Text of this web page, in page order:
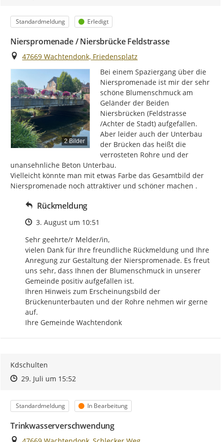
Kategorie
Standardmeldung Status
Erledigt
Nierspromenade / Niersbrücke Feldstrasse
Ort
47669 Wachtendonk, Friedensplatz
2 Bilder
Bei einem Spaziergang über die
Nierspromenade ist mir der sehr
schöne Blumenschmuck am
Geländer der Beiden
Niersbrücken (Feldstrasse
/Achter de Stadt) aufgefallen.
Aber leider auch der Unterbau
der Brücken das heißt die
verrosteten Rohre und der
unansehnliche Beton Unterbau.
Vielleicht könnte man mit etwas Farbe das Gesamtbild der
Nierspromenade noch attraktiver und schöner machen .
Rückmeldung
Zeitpunkt des Erstellens
3. August um 10:51
Sehr geehrte/r Melder/in,
vielen Dank für Ihre freundliche Rückmeldung und Ihre
Anregung zur Gestaltung der Nierspromenade. Es freut
uns sehr, dass Ihnen der Blumenschmuck in unserer
Gemeinde positiv aufgefallen ist.
Ihren Hinweis zum Erscheinungsbild der
Brückenunterbauten und der Rohre nehmen wir gerne
auf.
Ihre Gemeinde Wachtendonk
Kdschulten
Zeitpunkt des Erstellens
Zeitpunkt des Erstellens
29. Juli um 15:52Zur Äußerung
Kategorie
Standardmeldung Status
In Bearbeitung
Trinkwasserverschwendung